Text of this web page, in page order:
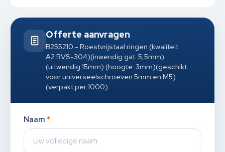
Offerte aanvragen
B255210 - Roestvrijstaal ringen (kwaliteit
A2:RVS-304)(inwendig gat: 5,5mm)
(uitwendig:15mm) (hoogte :3mm)(geschikt
voor universeelschroeven:5mm en M5)
(verpakt per:1000)
Naam *